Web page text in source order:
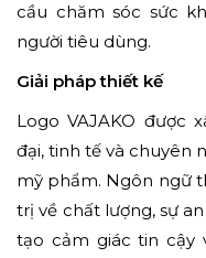
cầu chăm sóc sức
người tiêu dùng.
Giải pháp thiết kế
Logo VAJAKO được
đại, tinh tế và chuyên
mỹ phẩm. Ngôn ngữ
trị về chất lượng, sự
tạo cảm giác tin cậy